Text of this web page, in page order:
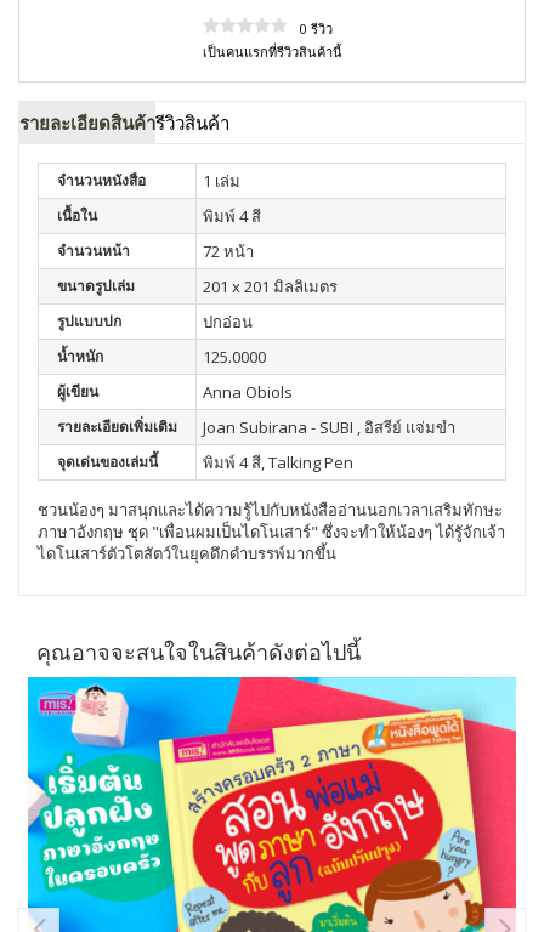
0 รีวิว
เป็นคนแรกที่รีวิวสินค้านี้
รายละเอียดสินค้ารีวิวสินค้า
จำนวนหนังสือ 1 เล่ม
เนื้อใน พิมพ์ 4 สี
จำนวนหน้า 72 หน้า
ขนาดรูปเล่ม 201 x 201 มิลลิเมตร
รูปแบบปก ปกอ่อน
น้ำหนัก 125.0000
ผู้เขียน Anna Obiols
รายละเอียดเพิ่มเติม Joan Subirana - SUBI , อิสรีย์ แจ่มขำ
จุดเด่นของเล่มนี้ พิมพ์ 4 สี, Talking Pen
ชวนน้องๆ มาสนุกและได้ความรู้ไปกับหนังสืออ่านนอกเวลาเสริมทักษะ
ภาษาอังกฤษ ชุด "เพื่อนผมเป็นไดโนเสาร์" ซึ่งจะทำให้น้องๆ ได้รูัจักเจ้า
ไดโนเสาร์ตัวโตสัตว์ในยุคดึกดำบรรพ์มากขึ้น
คุณอาจจะสนใจในสินค้าดังต่อไปนี้